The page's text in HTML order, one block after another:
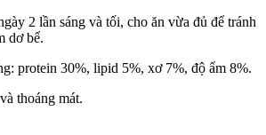
2 lần sáng và tối, cho ăn vừa đủ để tránh
dơ bể.
protein 30%, lipid 5%, xơ 7%, độ ẩm 8%.
thoáng mát.